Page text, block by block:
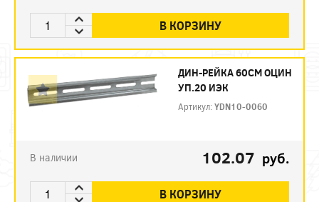
В КОРЗИНУ
ДИН-РЕЙКА 60СМ ОЦИН
УП.20 ИЭК
Артикул:YDN10-0060
В наличии 102.07 руб.
В КОРЗИНУ